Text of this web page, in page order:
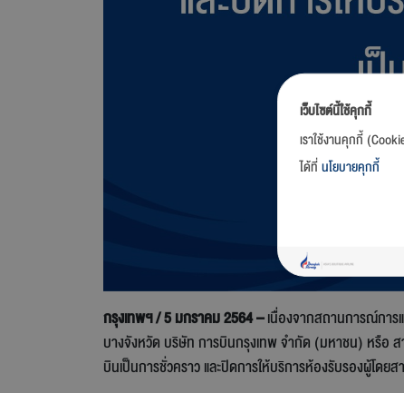
กรุงเทพฯ / 5 มกราคม 2564 –เนื่องจากสถานการณ์การ
บางจังหวัด บริษัท การบินกรุงเทพ จำกัด (มหาชน) หรือ สา
บินเป็นการชั่วคราว และปิดการให้บริการห้องรับรองผู้โดย
เว็บไซต์นี้ใช้คุกกี้
เราใช้งานคุกกี้
ได้ที่นโยบายคุกกี้